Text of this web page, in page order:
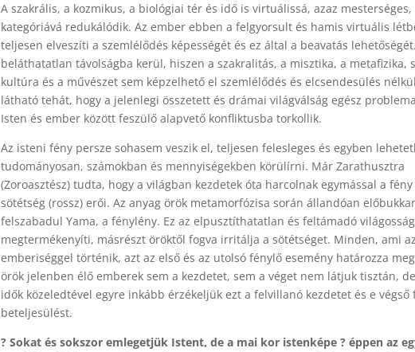
A szakrális, a kozmikus, a biológiai tér és idő is virtuálissá, azaz mesterséges,
kategóriává redukálódik. Az ember ebben a felgyorsult és hamis virtuális
teljesen elveszíti a szemlélődés képességét és ez által a beavatás
beláthatatlan távolságba kerül, hiszen a szakralitás, a misztika, a metafizika,
kultúra és a művészet sem képzelhető el szemlélődés és elcsendesülés
látható tehát, hogy a jelenlegi összetett és drámai világválság egész
Isten és ember között feszülő alapvető konfliktusba torkollik.
Az isteni fény persze sohasem veszik el, teljesen felesleges és egyben
tudományosan, számokban és mennyiségekben körülírni. Már Zarathusztra
(Zoroasztész) tudta, hogy a világban kezdetek óta harcolnak egymással a fény
sötétség (rossz) erői. Az anyag örök metamorfózisa során állandóan
felszabadul Yama, a fénylény. Ez az elpusztíthatatlan és feltámadó
megtermékenyíti, másrészt öröktől fogva irritálja a sötétséget. Minden, ami az
emberiséggel történik, azt az első és az utolsó fénylő esemény határozza
örök jelenben élő emberek sem a kezdetet, sem a véget nem látjuk tisztán,
idők közeledtével egyre inkább érzékeljük ezt a felvillanó kezdetet és e végső
beteljesülést.
? Sokat és sokszor emlegetjük Istent, de a mai kor istenképe ? éppen az